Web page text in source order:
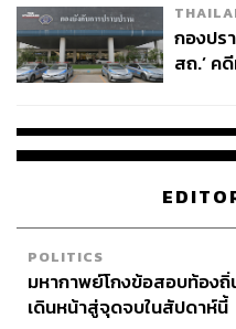
กองปร
สถ.’ ค
POLITICS
มหากาพย์โกงข้อสอบท้อง
เดินหน้าสู่จุดจบในสัปดาห์นี้